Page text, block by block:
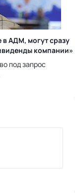
АДМ, могут сразу
компании»
под запрос